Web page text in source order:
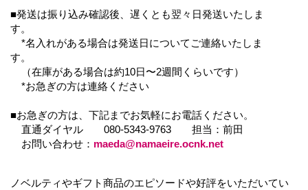
■発送は振り込み確認後、遅くとも翌々日発送いたしま
す。
*名入れがある場合は発送日についてご連絡いたしま
す。
（在庫がある場合は約10日〜2週間くらいです）
*お急ぎの方は連絡ください
■お急ぎの方は、下記までお気軽にお電話ください。
直通ダイヤル 080-5343-9763 担当：前田
お問い合わせ： maeda@namaeire.ocnk.net
ノベルティやギフト商品のエピソードや好評をいただいてい